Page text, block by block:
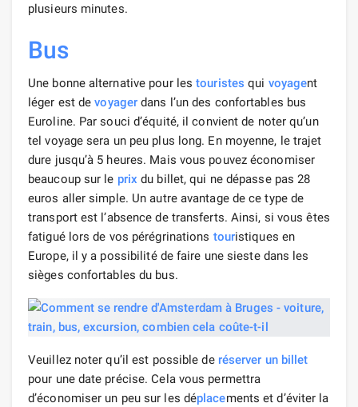
plusieurs minutes.
Bus
Une bonne alternative pour lestouristes qui voyagent
léger est devoyager dans l’un des confortables bus
Euroline. Par souci d’équité, il convient de noter qu’un
tel voyage sera un peu plus long. En moyenne, le trajet
dure jusqu’à 5 heures. Mais vous pouvez économiser
beaucoup sur le prix du billet, qui ne dépasse pas 28
euros aller simple. Un autre avantage de ce type de
transport est l’absence de transferts. Ainsi, si vous êtes
fatigué lors de vos pérégrinations touristiques en
Europe, il y a possibilité de faire une sieste dans les
sièges confortables du bus.
Veuillez noter qu’il est possible de réserver un billet
pour une date précise. Cela vous permettra
d’économiser un peu sur les déplacements et d’éviter la